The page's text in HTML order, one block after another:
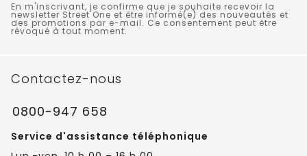
En m'inscrivant, je confirme que je souhaite recevoir la
newsletter Street One et être informé(e) des nouveautés et
des promotions par e-mail. Ce consentement peut être
révoqué à tout moment.
Contactez-nous
0800-947 658
Service d'assistance téléphonique